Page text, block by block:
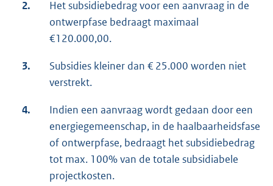
2.
Het subsidiebedrag voor een aanvraag in de
ontwerpfase bedraagt maximaal
€120.000,00.
3.
Subsidies kleiner dan € 25.000 worden niet
verstrekt.
4.
Indien een aanvraag wordt gedaan door een
energiegemeenschap, in de haalbaarheidsfase
of ontwerpfase, bedraagt het subsidiebedrag
tot max. 100% van de totale subsidiabele
projectkosten.